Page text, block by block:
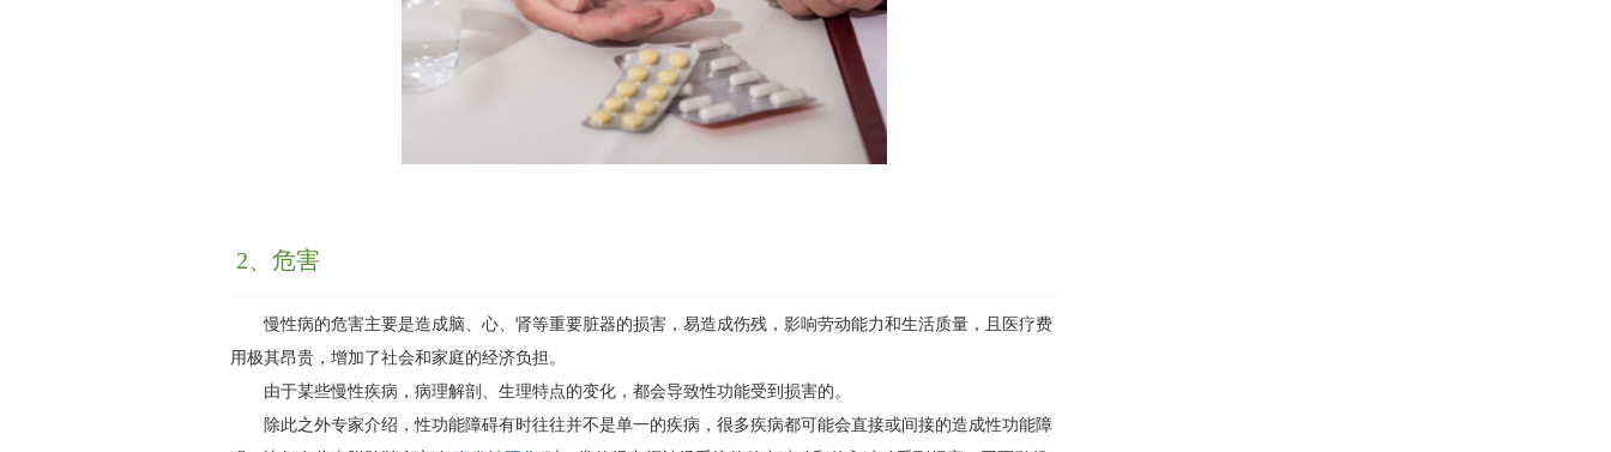
2、危害
慢性病的危害主要是造成脑、心、肾等重要脏器的损害，易造成伤残，影响劳动能力和生活质量，且医疗费
用极其昂贵，增加了社会和家庭的经济负担。
由于某些慢性疾病，病理解剖、生理特点的变化，都会导致性功能受到损害的。
除此之外专家介绍，性功能障碍有时往往并不是单一的疾病，很多疾病都可能会直接或间接的造成性功能障